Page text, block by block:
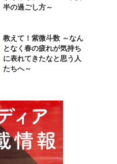
半の過ごし方～
教えて！紫微斗数 ～なん
となく春の疲れが気持ち
に表れてきたなと思う人
たちへ～